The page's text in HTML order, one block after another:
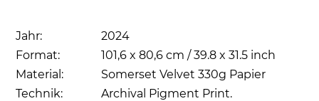
Jahr:
2024
Format:
101,6 x 80,6 cm / 39.8 x 31.5 inch
Material:
Somerset Velvet 330g Papier
Technik:
Archival Pigment Print.